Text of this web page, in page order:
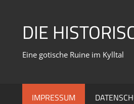
springenDIE
Eine gotische Ruine im Kylltal
IMPRESSUM